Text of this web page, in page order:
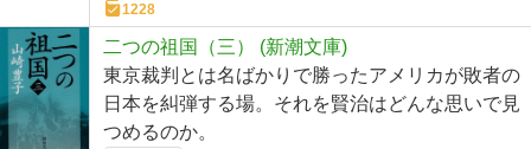
1228
二つの祖国（三） (新潮文庫)
東京裁判とは名ばかりで勝ったアメリカが敗者の
日本を糾弾する場。それを賢治はどんな思いで見
つめるのか。